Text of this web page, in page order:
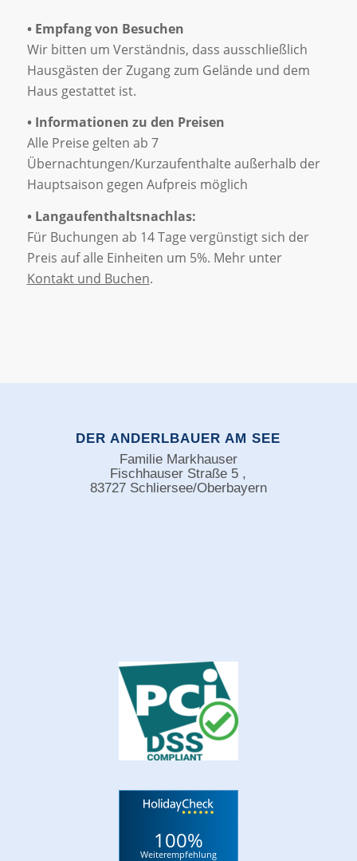
• Empfang von Besuchen
Wir bitten um Verständnis, dass ausschließlich
Hausgästen der Zugang zum Gelände und dem
Haus gestattet ist.
• Informationen zu den Preisen
Alle Preise gelten ab 7
Übernachtungen/Kurzaufenthalte außerhalb der
Hauptsaison gegen Aufpreis möglich
• Langaufenthaltsnachlas:
Für Buchungen ab 14 Tage vergünstigt sich der
Preis auf alle Einheiten um 5%. Mehr unter
Kontakt und Buchen.
DER ANDERLBAUER AM SEE
Familie Markhauser
Fischhauser Straße 5 ,
83727 Schliersee/Oberbayern
100%
Weiterempfehlung